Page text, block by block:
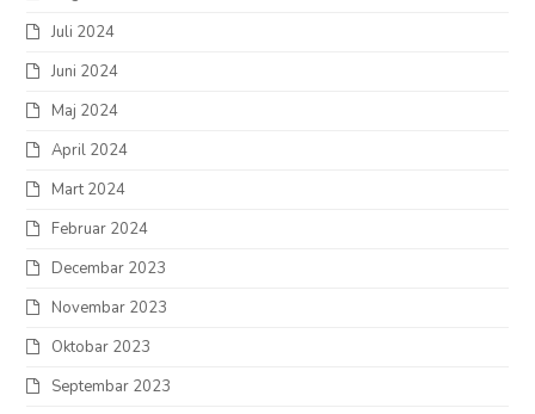
Juli 2024
Juni 2024
Maj 2024
April 2024
Mart 2024
Februar 2024
Decembar 2023
Novembar 2023
Oktobar 2023
Septembar 2023